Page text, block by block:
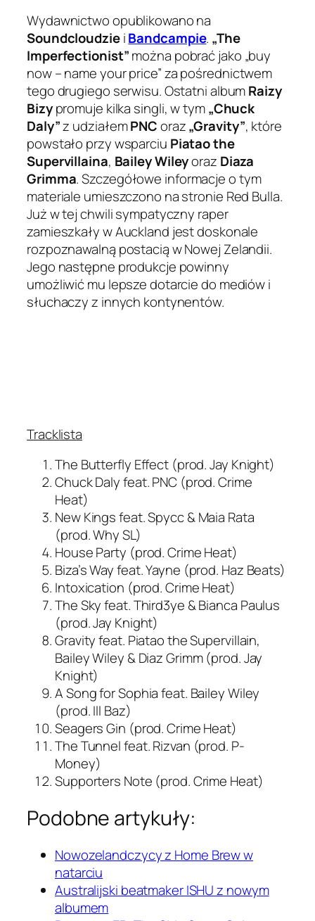
Wydawnictwo opublikowano na
SoundcloudzieiBandcampie. „The
Imperfectionist”można pobrać jako „buy
now – name your price”za pośrednictwem
tego drugiego serwisu. Ostatni albumRaizy
Bizypromuje kilka singli, w tym„Chuck
Daly”z udziałemPNCoraz„Gravity”, które
powstało przy wsparciu Piatao the
Supervillaina, Bailey Wileyoraz Diaza
Grimma. Szczegółowe informacje o tym
materiale umieszczono na stronie Red Bulla.
Już w tej chwili sympatyczny raper
zamieszkały w Auckland jest doskonale
rozpoznawalną postacią w Nowej Zelandii.
Jego następne produkcje powinny
umożliwić mu lepsze dotarcie do mediów i
słuchaczy z innych kontynentów.
Tracklista
The Butterfly Effect (prod. Jay Knight)
Chuck Daly feat. PNC (prod. Crime
Heat)
New Kings feat. Spycc & Maia Rata
(prod. Why SL)
House Party (prod. Crime Heat)
Biza’s Way feat. Yayne (prod. Haz Beats)
Intoxication (prod. Crime Heat)
The Sky feat. Third3ye & Bianca Paulus
(prod. Jay Knight)
Gravity feat. Piatao the Supervillain,
Bailey Wiley & Diaz Grimm (prod. Jay
Knight)
A Song for Sophia feat. Bailey Wiley
(prod. Ill Baz)
Seagers Gin (prod. Crime Heat)
The Tunnel feat. Rizvan (prod. P-
Money)
Supporters Note (prod. Crime Heat)
Podobne artykuły:
Nowozelandczycy z Home Brew w
natarciu
Australijski beatmaker ISHU z nowym
albumem